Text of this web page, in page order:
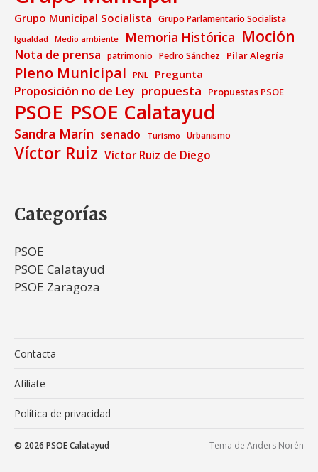
Grupo Municipal Socialista Grupo Parlamentario Socialista
Igualdad Medio ambiente Memoria Histórica Moción
Nota de prensa patrimonio Pedro Sánchez Pilar Alegría
Pleno Municipal PNL Pregunta
Proposición no de Ley propuesta Propuestas PSOE
PSOE PSOE Calatayud
Sandra Marín senado Turismo Urbanismo
Víctor Ruiz Víctor Ruiz de Diego
Categorías
PSOE
PSOE Calatayud
PSOE Zaragoza
Contacta
Afíliate
Política de privacidad
© 2026 PSOE Calatayud Tema de Anders Norén